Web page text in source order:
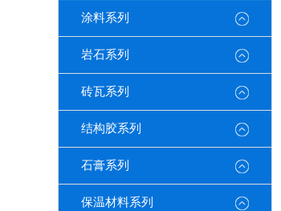
涂料系列
岩石系列
砖瓦系列
结构胶系列
石膏系列
保温材料系列